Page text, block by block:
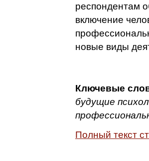
респондентам
включение
новые виды
Ключевые
будущие
Полный текст